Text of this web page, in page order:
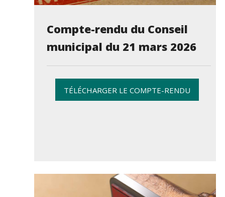
Compte-rendu du Conseil
municipal du 21 mars 2026
TÉLÉCHARGER LE COMPTE-RENDU